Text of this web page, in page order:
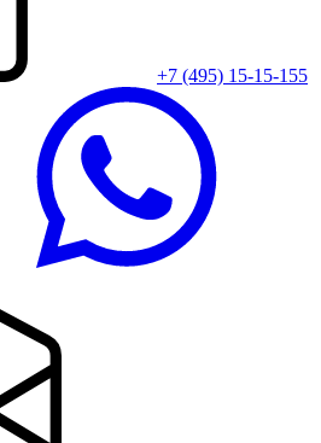
+7 (495) 15-15-155